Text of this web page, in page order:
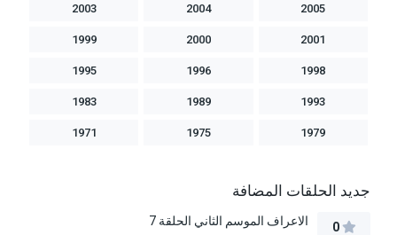
2005
2004
2003
2001
2000
1999
1998
1996
1995
1993
1989
1983
1979
1975
1971
جديد الحلقات المضافة
0 الاعراف الموسم الثاني الحلقة 7